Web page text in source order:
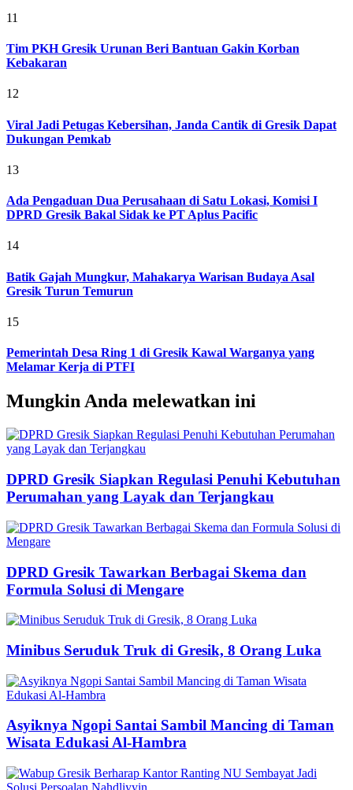
11
Tim PKH Gresik Urunan Beri Bantuan Gakin Korban
Kebakaran
12
Viral Jadi Petugas Kebersihan, Janda Cantik di Gresik Dapat
Dukungan Pemkab
13
Ada Pengaduan Dua Perusahaan di Satu Lokasi, Komisi I
DPRD Gresik Bakal Sidak ke PT Aplus Pacific
14
Batik Gajah Mungkur, Mahakarya Warisan Budaya Asal
Gresik Turun Temurun
15
Pemerintah Desa Ring 1 di Gresik Kawal Warganya yang
Melamar Kerja di PTFI
Mungkin Anda melewatkan ini
DPRD Gresik Siapkan Regulasi Penuhi Kebutuhan
Perumahan yang Layak dan Terjangkau
DPRD Gresik Tawarkan Berbagai Skema dan
Formula Solusi di Mengare
Minibus Seruduk Truk di Gresik, 8 Orang Luka
Asyiknya Ngopi Santai Sambil Mancing di Taman
Wisata Edukasi Al-Hambra